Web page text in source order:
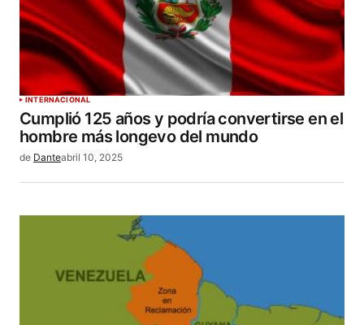
INTERNACIONAL
Cumplió 125 años y podría convertirse en el
hombre más longevo del mundo
de Danteabril 10, 2025